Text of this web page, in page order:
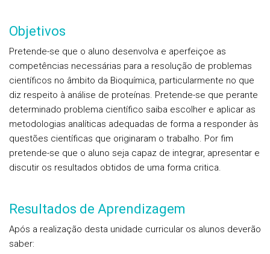
Objetivos
Pretende-se que o aluno desenvolva e aperfeiçoe as
competências necessárias para a resolução de problemas
científicos no âmbito da Bioquímica, particularmente no que
diz respeito à análise de proteínas. Pretende-se que perante
determinado problema científico saiba escolher e aplicar as
metodologias analíticas adequadas de forma a responder às
questões científicas que originaram o trabalho. Por fim
pretende-se que o aluno seja capaz de integrar, apresentar e
discutir os resultados obtidos de uma forma critica.
Resultados de Aprendizagem
Após a realização desta unidade curricular os alunos deverão
saber: